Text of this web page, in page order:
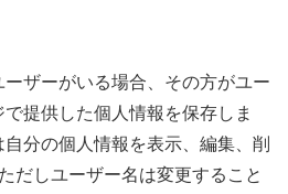
ザーがいる場合、その方がユー
提供した個人情報を保存しま
分の個人情報を表示、編集、削
だしユーザー名は変更すること